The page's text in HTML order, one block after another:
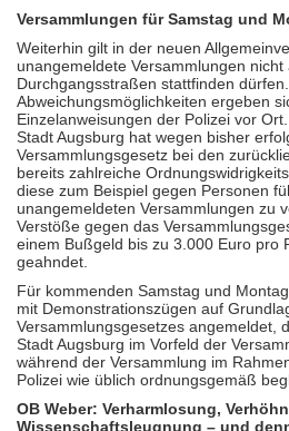
Versammlungen für Samstag und
Weiterhin gilt in der neuen
unangemeldete Versammlungen nicht
Durchgangsstraßen stattfinden dürfen.
Abweichungsmöglichkeiten ergeben
Einzelanweisungen der Polizei vor
Stadt Augsburg hat wegen bisher
Versammlungsgesetz bei den
bereits zahlreiche
diese zum Beispiel gegen Personen
unangemeldeten Versammlungen zu
Verstöße gegen das
einem Bußgeld bis zu 3.000 Euro pro
geahndet.
Für kommenden Samstag und
mit Demonstrationszügen auf
Versammlungsgesetzes angemeldet,
Stadt Augsburg im Vorfeld der
während der Versammlung im
Polizei wie üblich ordnungsgemäß
OB Weber: Verharmlosung,
Wissenschaftsleugnung – und